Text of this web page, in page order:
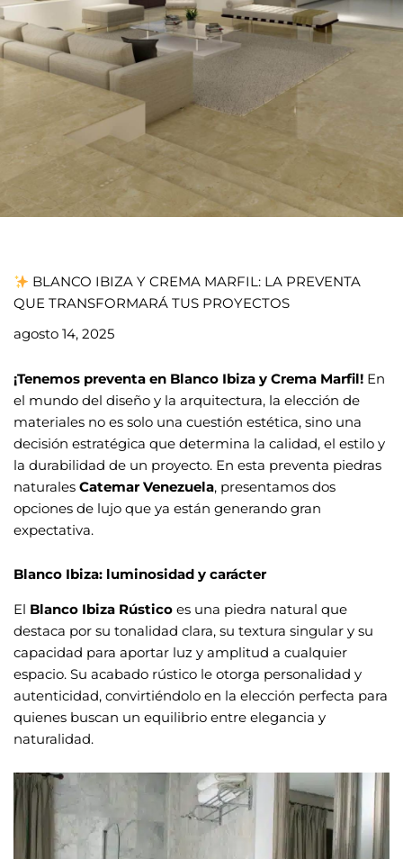
BLANCO IBIZA Y CREMA MARFIL: LA PREVENTA
QUE TRANSFORMARÁ TUS PROYECTOS
agosto 14, 2025
¡Tenemos preventa en Blanco Ibiza y Crema Marfil! En
el mundo del diseño y la arquitectura, la elección de
materiales no es solo una cuestión estética, sino una
decisión estratégica que determina la calidad, el estilo y
la durabilidad de un proyecto. En esta preventa piedras
naturales Catemar Venezuela, presentamos dos
opciones de lujo que ya están generando gran
expectativa.
Blanco Ibiza: luminosidad y carácter
El Blanco Ibiza Rústico es una piedra natural que
destaca por su tonalidad clara, su textura singular y su
capacidad para aportar luz y amplitud a cualquier
espacio. Su acabado rústico le otorga personalidad y
autenticidad, convirtiéndolo en la elección perfecta para
quienes buscan un equilibrio entre elegancia y
naturalidad.